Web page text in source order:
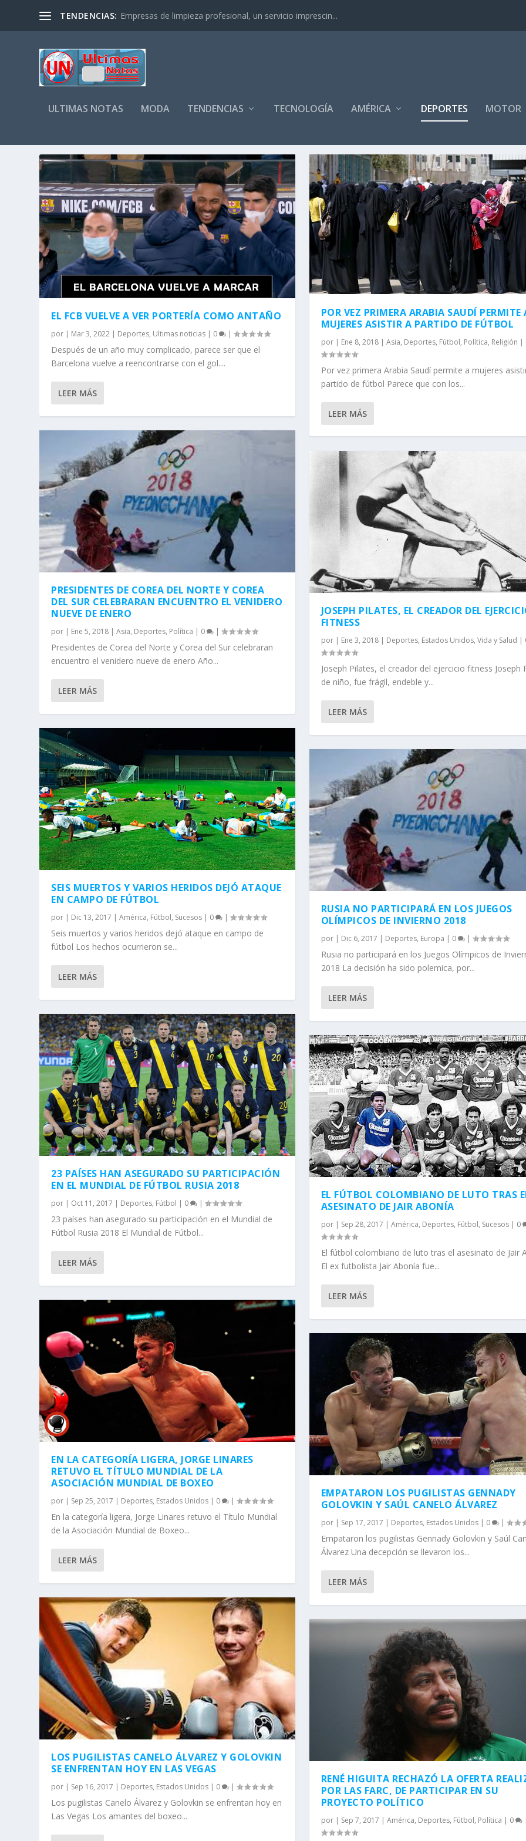
TENDENCIAS: Empresas de limpieza profesional, un servicio imprescin...
ULTIMAS NOTAS MODA TENDENCIAS TECNOLOGÍA AMÉRICA DEPORTES MOTOR
EL FCB VUELVE A VER PORTERÍA COMO ANTAÑO
por | Mar 3, 2022 | Deportes, Ultimas noticias | 0 |
Después de un año muy complicado, parece ser que el
Barcelona vuelve a reencontrarse con el gol....
LEER MÁS
PRESIDENTES DE COREA DEL NORTE Y COREA
DEL SUR CELEBRARAN ENCUENTRO EL VENIDERO
NUEVE DE ENERO
por | Ene 5, 2018 |Asia, Deportes, Política | 0 |
Presidentes de Corea del Norte y Corea del Sur celebraran
encuentro el venidero nueve de enero Año...
LEER MÁS
SEIS MUERTOS Y VARIOS HERIDOS DEJÓ ATAQUE
EN CAMPO DE FÚTBOL
por | Dic 13, 2017 |América, Fútbol, Sucesos | 0 |
Seis muertos y varios heridos dejó ataque en campo de
fútbol Los hechos ocurrieron se...
LEER MÁS
23 PAÍSES HAN ASEGURADO SU PARTICIPACIÓN
EN EL MUNDIAL DE FÚTBOL RUSIA 2018
por | Oct 11, 2017 | Deportes, Fútbol | 0 |
23 países han asegurado su participación en el Mundial de
Fútbol Rusia 2018 El Mundial de Fútbol...
LEER MÁS
EN LA CATEGORÍA LIGERA, JORGE LINARES
RETUVO EL TÍTULO MUNDIAL DE LA
ASOCIACIÓN MUNDIAL DE BOXEO
por | Sep 25, 2017 | Deportes, Estados Unidos | 0 |
En la categoría ligera, Jorge Linares retuvo el Título Mundial
de la Asociación Mundial de Boxeo...
LEER MÁS
LOS PUGILISTAS CANELO ÁLVAREZ Y GOLOVKIN
SE ENFRENTAN HOY EN LAS VEGAS
por | Sep 16, 2017 | Deportes, Estados Unidos | 0 |
Los pugilistas Canelo Álvarez y Golovkin se enfrentan hoy en
Las Vegas Los amantes del boxeo...
POR VEZ PRIMERA ARABIA SAUDÍ PERMITE
MUJERES ASISTIR A PARTIDO DE FÚTBOL
por | Ene 8, 2018| Asia, Deportes, Fútbol, Política, Religión |
Por vez primera Arabia Saudí permite a mujeres
partido de fútbol Parece que con los...
LEER MÁS
JOSEPH PILATES, EL CREADOR DEL
FITNESS
por | Ene 3, 2018| Deportes, Estados Unidos, Vida y Salud |
Joseph Pilates, el creador del ejercicio fitness Joseph
de niño, fue frágil, endeble y...
LEER MÁS
RUSIA NO PARTICIPARÁ EN LOS JUEGOS
OLÍMPICOS DE INVIERNO 2018
por | Dic 6, 2017 | Deportes, Europa | 0 |
Rusia no participará en los Juegos Olímpicos de
2018 La decisión ha sido polemica, por...
LEER MÁS
EL FÚTBOL COLOMBIANO DE LUTO TRAS
ASESINATO DE JAIR ABONÍA
por | Sep 28, 2017 | América, Deportes, Fútbol, Sucesos| 0
El fútbol colombiano de luto tras el asesinato de Jair
El ex futbolista Jair Abonía fue...
LEER MÁS
EMPATARON LOS PUGILISTAS GENNADY
GOLOVKIN Y SAÚL CANELO ÁLVAREZ
por | Sep 17, 2017 | Deportes, Estados Unidos| 0 |
Empataron los pugilistas Gennady Golovkin y Saúl
Álvarez Una decepción se llevaron los...
LEER MÁS
RENÉ HIGUITA RECHAZÓ LA OFERTA
POR LAS FARC, DE PARTICIPAR EN SU
PROYECTO POLÍTICO
por | Sep 7, 2017 | América, Deportes, Fútbol, Política | 0